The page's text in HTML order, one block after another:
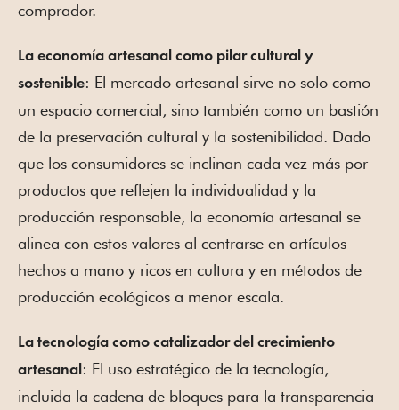
comprador.
La economía artesanal como pilar cultural y
sostenible: El mercado artesanal sirve no solo como
un espacio comercial, sino también como un bastión
de la preservación cultural y la sostenibilidad. Dado
que los consumidores se inclinan cada vez más por
productos que reflejen la individualidad y la
producción responsable, la economía artesanal se
alinea con estos valores al centrarse en artículos
hechos a mano y ricos en cultura y en métodos de
producción ecológicos a menor escala.
La tecnología como catalizador del crecimiento
artesanal : El uso estratégico de la tecnología,
incluida la cadena de bloques para la transparencia